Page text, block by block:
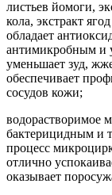
листьев йомоги,
кола, экстракт
обладает
антимикробным и
уменьшает зуд,
обеспечивает
сосудов кожи;
водорастворимое
бактерицидным и
процесс
отлично
оказывает